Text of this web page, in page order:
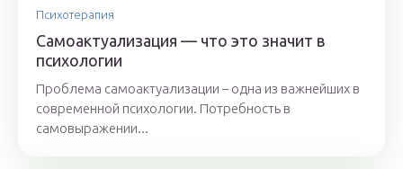
Психотерапия
Самоактуализация — что это значит в
психологии
Проблема самоактуализации – одна из важнейших в
современной психологии. Потребность в
самовыражении...